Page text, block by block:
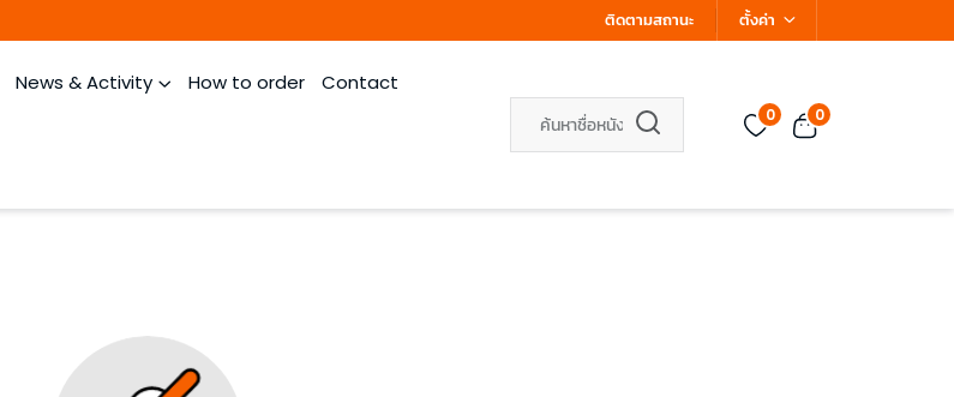
ติดตามสถานะ ตั้งค่า
News & Activity How to order Contact
0 0